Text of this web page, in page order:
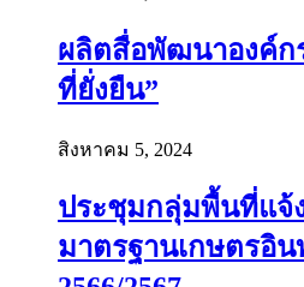
ผลิตสื่อพัฒนาองค์ก
ที่ยั่งยืน”
สิงหาคม 5, 2024
ประชุมกลุ่มพื้นที่แจ้
มาตรฐานเกษตรอิ